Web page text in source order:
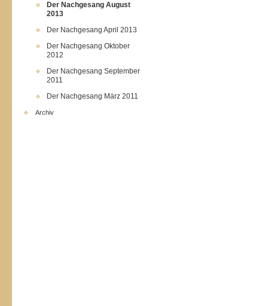
Der Nachgesang August
2013
Der Nachgesang April 2013
Der Nachgesang Oktober
2012
Der Nachgesang September
2011
Der Nachgesang März 2011
Archiv